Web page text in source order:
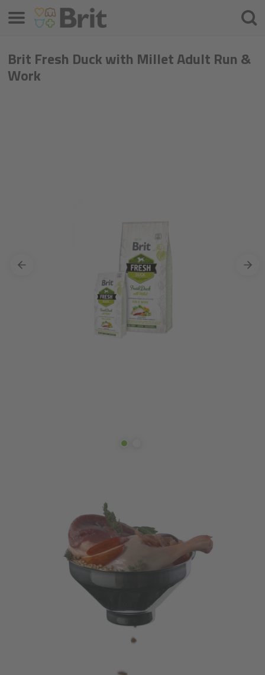
Brit Fresh Duck with Millet Adult Run &
Work
Menú